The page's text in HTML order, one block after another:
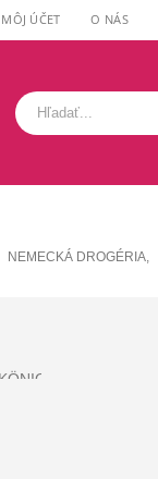
MÔJ ÚČET O NÁS
NEMECKÁ DROGÉRIA,